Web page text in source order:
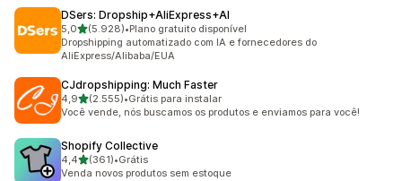
DSers: Dropship+AliExpress+AI
5,0de 5 estrelas
(5.928)
5928 avaliações ao todo
•Plano gratuito disponível
Dropshipping automatizado com IA e fornecedores do
AliExpress/Alibaba/EUA
CJdropshipping: Much Faster
4,9de 5 estrelas
(2.555)
2555 avaliações ao todo
•Grátis para instalar
Você vende, nós buscamos os produtos e enviamos para você!
Shopify Collective
4,4de 5 estrelas
(361)
361 avaliações ao todo
•Grátis
Venda novos produtos sem estoque